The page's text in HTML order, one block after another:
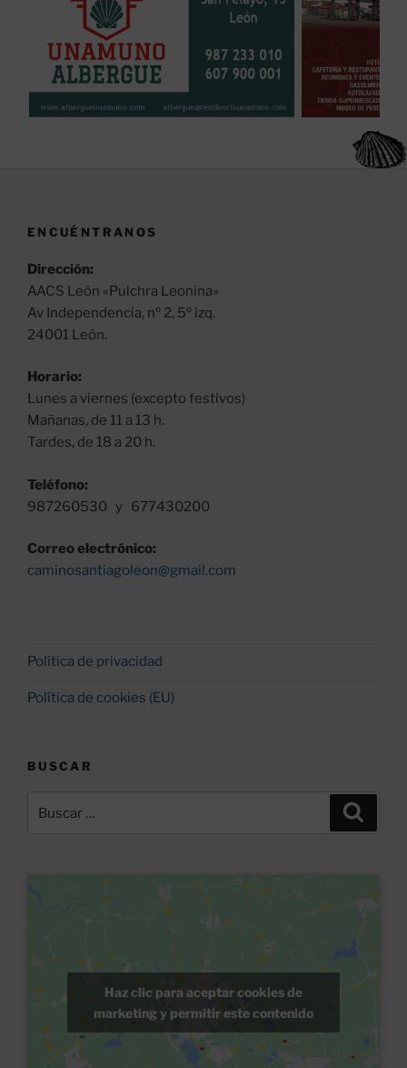
ENCUÉNTRANOS
Dirección:
AACS León «Pulchra Leonina»
Av Independencia, nº 2, 5º izq.
24001 León.
Horario:
Lunes a viernes (excepto festivos)
Mañanas, de 11 a 13 h.
Tardes, de 18 a 20 h.
Teléfono:
987260530 y 677430200
Correo electrónico:
caminosantiagoleon@gmail.com
Política de privacidad
Política de cookies (EU)
BUSCAR
por:
Haz clic para aceptar cookies de
marketing y permitir este contenido